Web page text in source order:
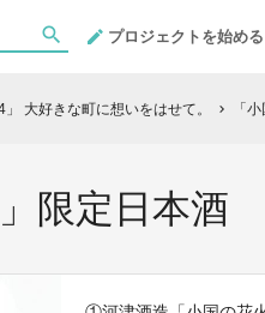
プロジェクトを始める
」 大好きな町に想いをはせて。 chevron_right 「
限定日本酒